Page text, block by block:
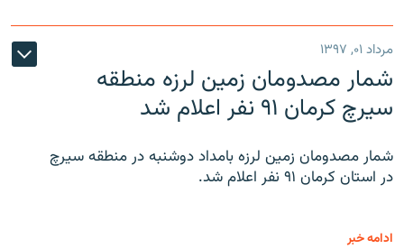
مرداد ۰۱, ۱۳۹۷
شمار مصدومان زمین لرزه منطقه
سیرچ کرمان ۹۱ نفر اعلام شد
شمار مصدومان زمین لرزه بامداد دوشنبه در منطقه سیرچ
در استان کرمان ۹۱ نفر اعلام شد.
ادامه خبر